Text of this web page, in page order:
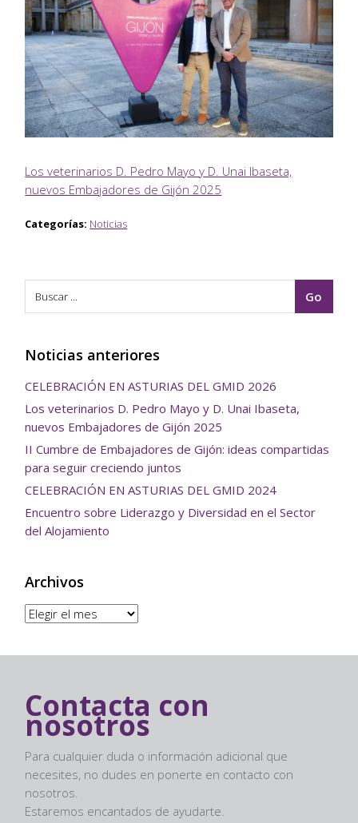
Los veterinarios D. Pedro Mayo y D. Unai Ibaseta,
nuevos Embajadores de Gijón 2025
Categorías: Noticias
Noticias anteriores
CELEBRACIÓN EN ASTURIAS DEL GMID 2026
Los veterinarios D. Pedro Mayo y D. Unai Ibaseta,
nuevos Embajadores de Gijón 2025
II Cumbre de Embajadores de Gijón: ideas compartidas
para seguir creciendo juntos
CELEBRACIÓN EN ASTURIAS DEL GMID 2024
Encuentro sobre Liderazgo y Diversidad en el Sector
del Alojamiento
Archivos
Archivos
Contacta con
nosotros
Para cualquier duda o información adicional que
necesites, no dudes en ponerte en contacto con
nosotros.
Estaremos encantados de ayudarte.